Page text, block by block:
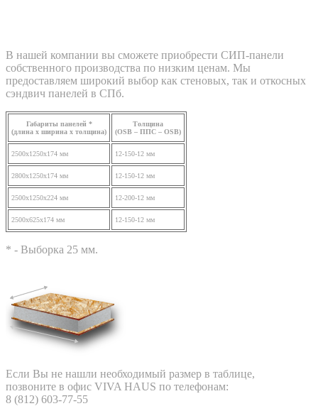
В нашей компании вы сможете приобрести СИП-панели
собственного производства по низким ценам. Мы
предоставляем широкий выбор как стеновых, так и откосных
сэндвич панелей в СПб.
Габариты панелей *
(длина х ширина х толщина)
Толщина
(OSB – ППС – OSB)
2500x1250x174 мм 12-150-12 мм
2800x1250x174 мм 12-150-12 мм
2500х1250х224 мм 12-200-12 мм
2500x625x174 мм 12-150-12 мм
* - Выборка 25 мм.
Если Вы не нашли необходимый размер в таблице,
позвоните в офис VIVA HAUS по телефонам:
8 (812) 603-77-55